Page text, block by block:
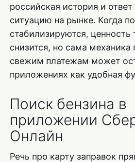
российская история и
ситуацию на рынке. Когда
стабилизируются, ценность
снизится, но сама механика
свежим платежам может
приложениях как удобная
Поиск бензина в
приложении
Онлайн
Речь про карту заправок